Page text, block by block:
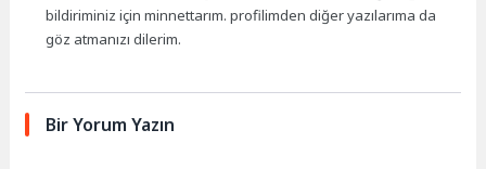
bildiriminiz için minnettarım. profilimden diğer yazılarıma da
göz atmanızı dilerim.
Bir Yorum Yazın